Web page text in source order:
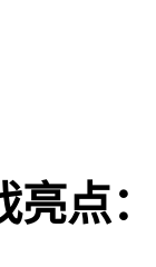
点：